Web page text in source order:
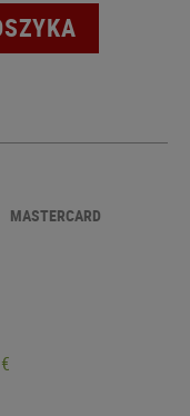
MASTERCARD